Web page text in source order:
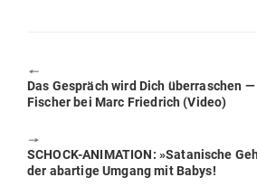
🠔
Previous
post:
Das Gespräch wird Dich über­ra­schen
Fischer bei Marc Friedrich (Video)
🠖
Next
post:
SCHOCK-ANI­MATION: »Sata­nische
der abartige Umgang mit Babys!